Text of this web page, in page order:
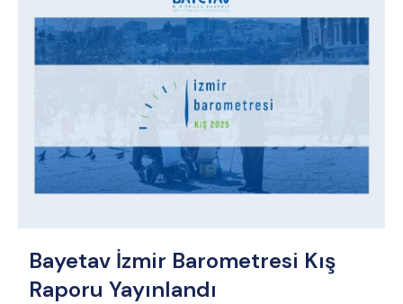
Bayetav İzmir Barometresi Kış
Raporu Yayınlandı